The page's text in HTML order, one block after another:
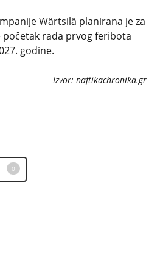
Wärtsilä planirana je za
početak rada prvog feribota
godine.
Izvor: naftikachronika.gr
0